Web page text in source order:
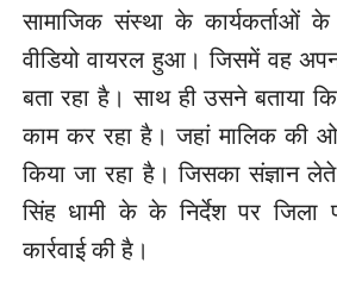
सामाजिक संस्था के कार्यकर्ताओं
वीडियो वायरल हुआ। जिसमें वह
बता रहा है। साथ ही उसने बताया
काम कर रहा है। जहां मालिक की
किया जा रहा है। जिसका संज्ञान
सिंह धामी के के निर्देश पर जिला
कार्रवाई की है।